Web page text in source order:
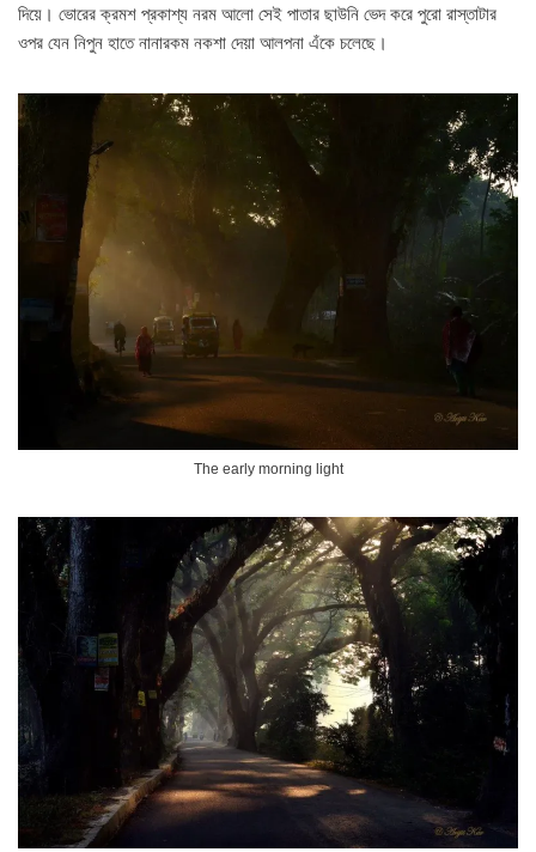
দিয়ে। ভোরের ক্রমশ প্রকাশ্য নরম আলো সেই পাতার ছাউনি ভেদ করে পুরো রাস্তাটার
ওপর যেন নিপুন হাতে নানারকম নকশা দেয়া আলপনা এঁকে চলেছে।
The early morning light